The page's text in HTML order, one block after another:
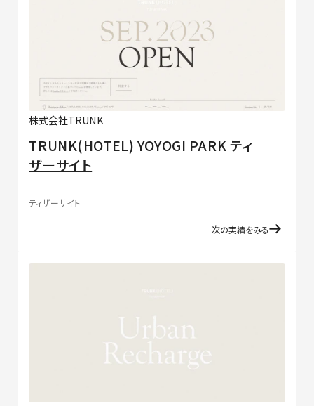
株式会社TRUNK
TRUNK(HOTEL) YOYOGI PARK ティ
ザーサイト
ティザーサイト
次の実績をみる